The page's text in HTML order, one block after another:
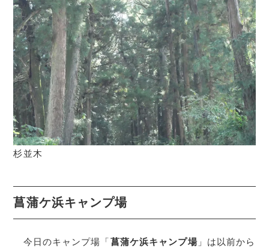
杉並木
菖蒲ケ浜キャンプ場
今日のキャンプ場「菖蒲ケ浜キャンプ場」は以前から